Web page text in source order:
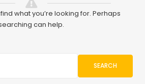
what you’re looking for. Perhaps
can help.
SEARCH